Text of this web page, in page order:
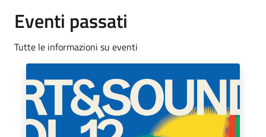
Eventi passati
Tutte le informazioni su eventi